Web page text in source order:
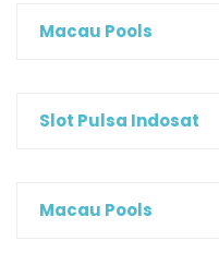
Macau Pools
Slot Pulsa Indosat
Macau Pools